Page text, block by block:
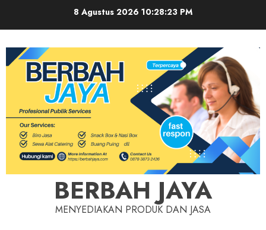
8 Agustus 2026 10:28:23 PM
BERBAH JAYA
MENYEDIAKAN PRODUK DAN JASA